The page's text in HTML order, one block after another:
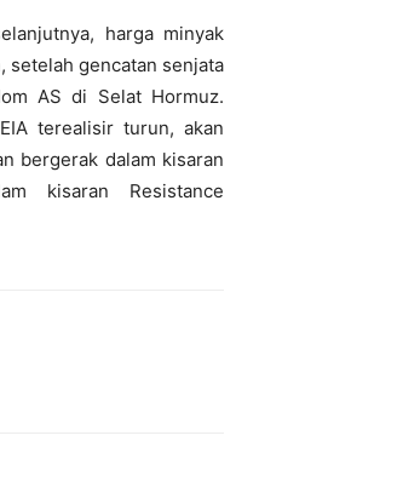
harga minyak
setelah gencatan senjata
AS di Selat Hormuz.
terealisir turun, akan
bergerak dalam kisaran
kisaran Resistance